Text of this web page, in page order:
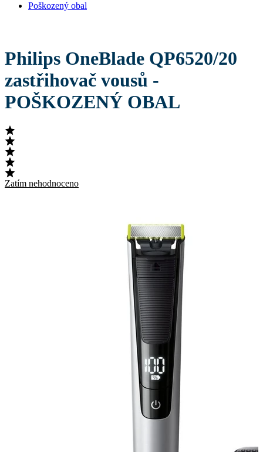
Poškozený obal
Philips OneBlade QP6520/20
zastřihovač vousů -
POŠKOZENÝ OBAL
Zatím nehodnoceno